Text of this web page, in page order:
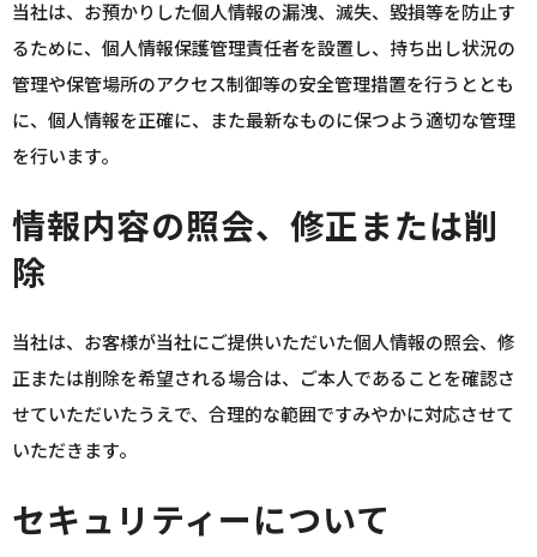
当社は、お預かりした個人情報の漏洩、滅失、毀損等を防止す
るために、個人情報保護管理責任者を設置し、持ち出し状況の
管理や保管場所のアクセス制御等の安全管理措置を行うととも
に、個人情報を正確に、また最新なものに保つよう適切な管理
を行います。
情報内容の照会、修正または削
除
当社は、お客様が当社にご提供いただいた個人情報の照会、修
正または削除を希望される場合は、ご本人であることを確認さ
せていただいたうえで、合理的な範囲ですみやかに対応させて
いただきます。
セキュリティーについて